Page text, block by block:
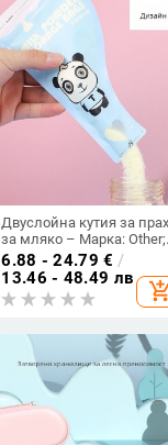
Двуслойна кутия за прах
за мляко – Марка: Other;
Баркод: Other
6.88 - 24.79 € /
13.46 - 48.49 лв